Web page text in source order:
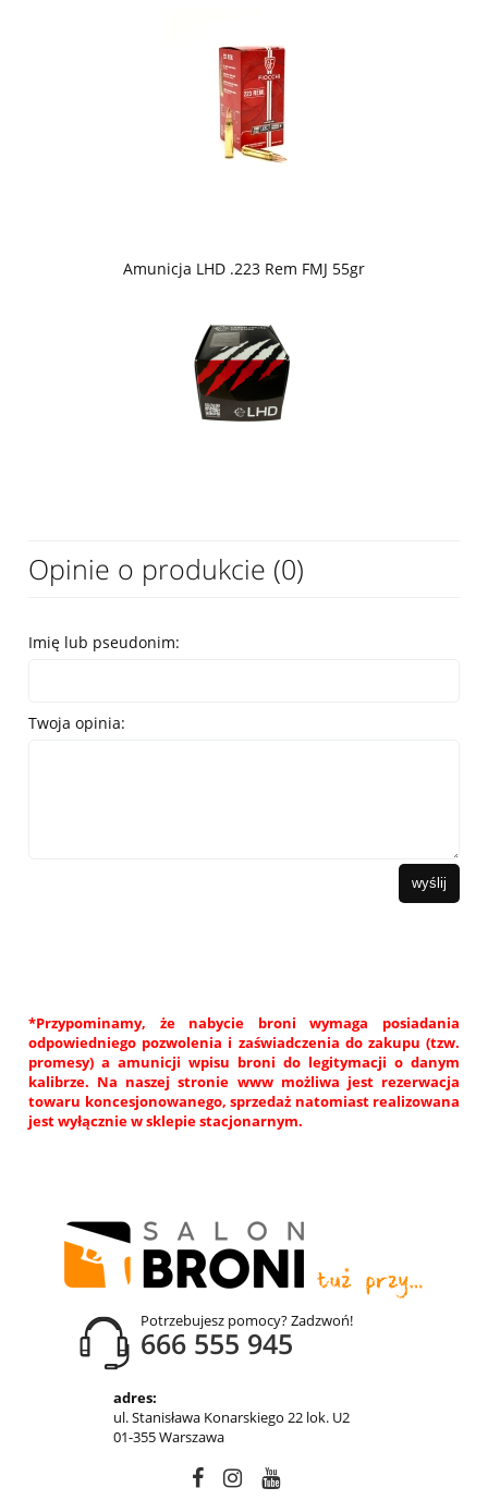
Amunicja LHD .223 Rem FMJ 55gr
Opinie o produkcie (0)
Imię lub pseudonim:
Twoja opinia:
wyślij
*Przypominamy, że nabycie broni wymaga posiadania
odpowiedniego pozwolenia i zaświadczenia do zakupu (tzw.
promesy) a amunicji wpisu broni do legitymacji o danym
kalibrze. Na naszej stronie www możliwa jest rezerwacja
towaru koncesjonowanego, sprzedaż natomiast realizowana
jest wyłącznie w sklepie stacjonarnym.
Potrzebujesz pomocy? Zadzwoń!
666 555 945
adres:
ul. Stanisława Konarskiego 22 lok. U2
01-355 Warszawa